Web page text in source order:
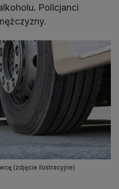
Policjanci
(zdjęcie ilustracyjne)